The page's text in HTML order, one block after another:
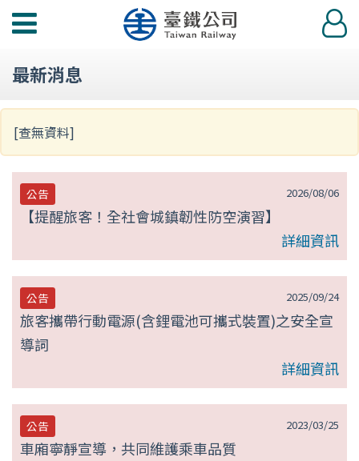
功
選
登
入
最新消息
[查無資料]
2026/08/06
公告
【提醒旅客！全社會城鎮韌性防空演習】
詳細資訊
2025/09/24
公告
旅客攜帶行動電源(含鋰電池可攜式裝置)之安全宣
導詞
詳細資訊
2023/03/25
公告
車廂寧靜宣導，共同維護乘車品質